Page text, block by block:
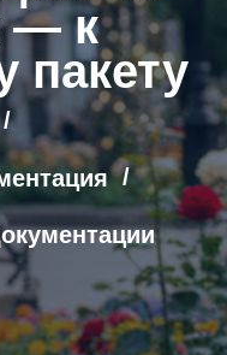
— к
пакету